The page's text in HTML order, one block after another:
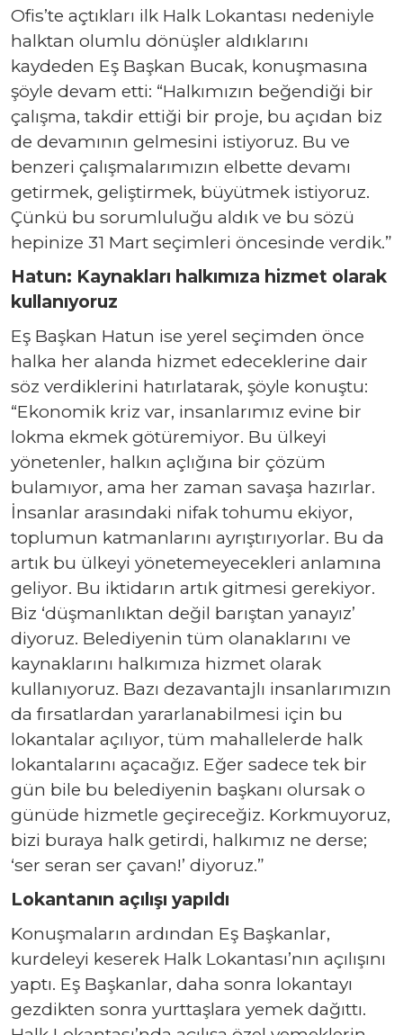
Ofis’te açtıkları ilk Halk Lokantası nedeniyle
halktan olumlu dönüşler aldıklarını
kaydeden Eş Başkan Bucak, konuşmasına
şöyle devam etti: “Halkımızın beğendiği bir
çalışma, takdir ettiği bir proje, bu açıdan biz
de devamının gelmesini istiyoruz. Bu ve
benzeri çalışmalarımızın elbette devamı
getirmek, geliştirmek, büyütmek istiyoruz.
Çünkü bu sorumluluğu aldık ve bu sözü
hepinize 31 Mart seçimleri öncesinde verdik.”
Hatun: Kaynakları halkımıza hizmet olarak
kullanıyoruz
Eş Başkan Hatun ise yerel seçimden önce
halka her alanda hizmet edeceklerine dair
söz verdiklerini hatırlatarak, şöyle konuştu:
“Ekonomik kriz var, insanlarımız evine bir
lokma ekmek götüremiyor. Bu ülkeyi
yönetenler, halkın açlığına bir çözüm
bulamıyor, ama her zaman savaşa hazırlar.
İnsanlar arasındaki nifak tohumu ekiyor,
toplumun katmanlarını ayrıştırıyorlar. Bu da
artık bu ülkeyi yönetemeyecekleri anlamına
geliyor. Bu iktidarın artık gitmesi gerekiyor.
Biz ‘düşmanlıktan değil barıştan yanayız’
diyoruz. Belediyenin tüm olanaklarını ve
kaynaklarını halkımıza hizmet olarak
kullanıyoruz. Bazı dezavantajlı insanlarımızın
da fırsatlardan yararlanabilmesi için bu
lokantalar açılıyor, tüm mahallelerde halk
lokantalarını açacağız. Eğer sadece tek bir
gün bile bu belediyenin başkanı olursak o
günüde hizmetle geçireceğiz. Korkmuyoruz,
bizi buraya halk getirdi, halkımız ne derse;
‘ser seran ser çavan!’ diyoruz.”
Lokantanın açılışı yapıldı
Konuşmaların ardından Eş Başkanlar,
kurdeleyi keserek Halk Lokantası’nın açılışını
yaptı. Eş Başkanlar, daha sonra lokantayı
gezdikten sonra yurttaşlara yemek dağıttı.